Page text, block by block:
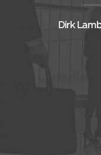
Dirk